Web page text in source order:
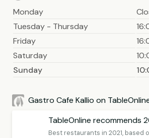
Monday
Tuesday - Thursday
Friday
Saturday
Sunday
Gastro Cafe Kallio on
TableOnline recommends